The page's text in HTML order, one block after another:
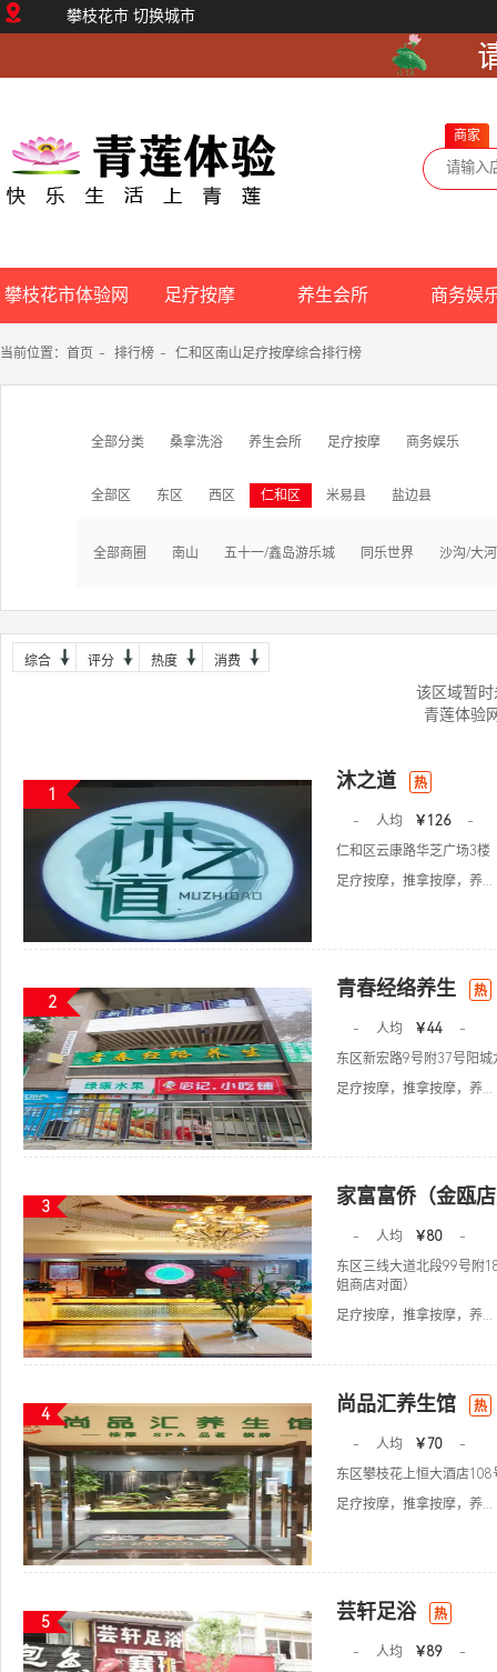
攀枝花市 切换城市
商家
攀枝花市体验网 足疗按摩 养生会所 商务娱
当前位置： 首页 - 排行榜 - 仁和区南山足疗按摩综合排行榜
全部分类 桑拿洗浴 养生会所 足疗按摩 商务娱乐
全部区 东区 西区 仁和区 米易县 盐边县
全部商圈 南山 五十一/鑫岛游乐城 同乐世界 沙沟/大
综合 评分 热度 消费
该区域暂
青莲体验
1
沐之道 热
- 人均 ￥126
-
仁和区云康路华芝广场3楼
足疗按摩，推拿按摩，养...
2
青春经络养生 热
- 人均 ￥44
-
东区新宏路9号附37号阳
足疗按摩，推拿按摩，养...
3 家富富侨（金瓯
- 人均 ￥80
-
东区三线大道北段99号附
姐商店对面）
足疗按摩，推拿按摩，养...
4 尚品汇养生馆 热
- 人均 ￥70
-
东区攀枝花上恒大酒店108
足疗按摩，推拿按摩，养...
5 芸轩足浴 热
- 人均 ￥89
-